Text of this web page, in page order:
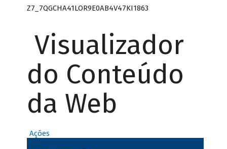
Z7_7QGCHA41LOR9E0AB4V47KI1863
Visualizador
do Conteúdo
da Web
Ações